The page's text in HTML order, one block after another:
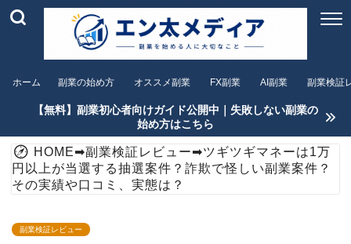
ホーム 副業の始め方 オススメ副業 FX副業 AI副業 副業検証
【無料】副業初心者向けガイド公開中｜失敗しない副業の
始め方はこちら
HOME➡副業検証レビュー➡ツギツギマネーは1万
円以上が当選する抽選案件？詐欺で怪しい副業案件？
その実績や口コミ、実態は？
副業検証レビュー